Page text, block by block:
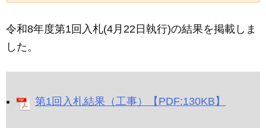
令和8年度第1回入札(4月22日執行)の結果を掲載しま
した。
第1回入札結果（工事）【PDF:130KB】